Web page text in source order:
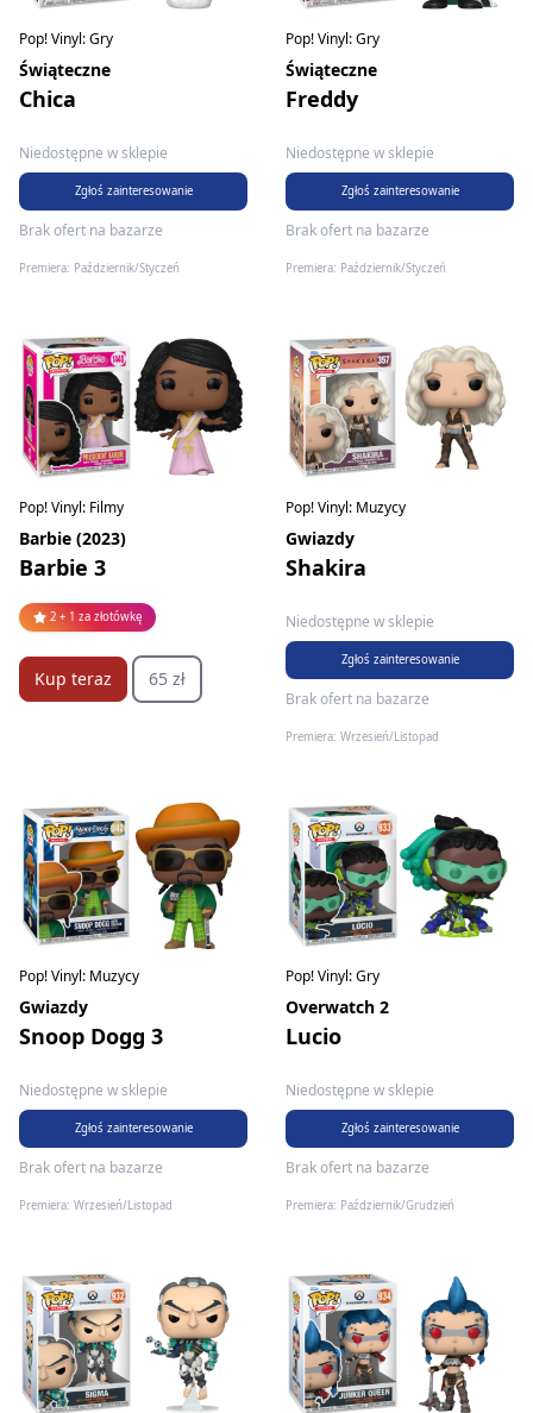
Pop! Vinyl: Gry
Świąteczne
Chica
Niedostępne w sklepie
Zgłoś zainteresowanie
Brak ofert na bazarze
Premiera: Październik/Styczeń
Pop! Vinyl: Gry
Świąteczne
Freddy
Niedostępne w sklepie
Zgłoś zainteresowanie
Brak ofert na bazarze
Premiera: Październik/Styczeń
Pop! Vinyl: Filmy
Barbie (2023)
Barbie 3
2 + 1 za złotówkę
Kup teraz 65 zł
Pop! Vinyl: Muzycy
Gwiazdy
Shakira
Niedostępne w sklepie
Zgłoś zainteresowanie
Brak ofert na bazarze
Premiera: Wrzesień/Listopad
Pop! Vinyl: Muzycy
Gwiazdy
Snoop Dogg 3
Niedostępne w sklepie
Zgłoś zainteresowanie
Brak ofert na bazarze
Premiera: Wrzesień/Listopad
Pop! Vinyl: Gry
Overwatch 2
Lucio
Niedostępne w sklepie
Zgłoś zainteresowanie
Brak ofert na bazarze
Premiera: Październik/Grudzień